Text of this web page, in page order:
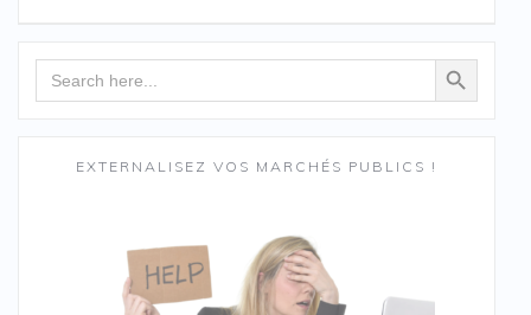
Search Search Button
EXTERNALISEZ VOS MARCHÉS PUBLICS !